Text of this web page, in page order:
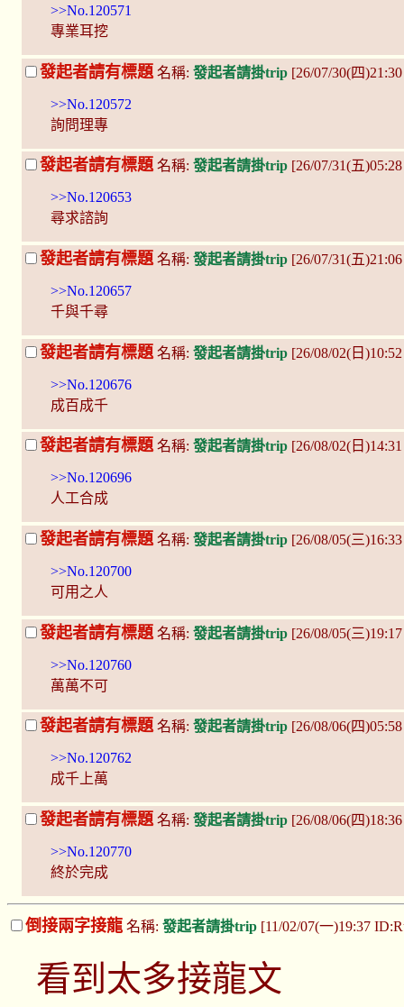
>>No.120571
專業耳挖
發起者請有標題 名稱: 發起者請掛trip [26/07/30(四
>>No.120572
詢問理專
發起者請有標題名稱: 發起者請掛trip [26/07/31(五
>>No.120653
尋求諮詢
發起者請有標題 名稱: 發起者請掛trip [26/07/31(五
>>No.120657
千與千尋
發起者請有標題 名稱: 發起者請掛trip [26/08/02(日
>>No.120676
成百成千
發起者請有標題名稱: 發起者請掛trip [26/08/02(日
>>No.120696
人工合成
發起者請有標題 名稱: 發起者請掛trip [26/08/05(三
>>No.120700
可用之人
發起者請有標題 名稱: 發起者請掛trip [26/08/05(三
>>No.120760
萬萬不可
發起者請有標題名稱: 發起者請掛trip [26/08/06(四
>>No.120762
成千上萬
發起者請有標題 名稱: 發起者請掛trip [26/08/06(四
>>No.120770
終於完成
倒接兩字接龍 名稱: 發起者請掛trip [11/02/07(一)19:37
看到太多接龍文